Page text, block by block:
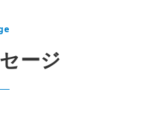
ージ